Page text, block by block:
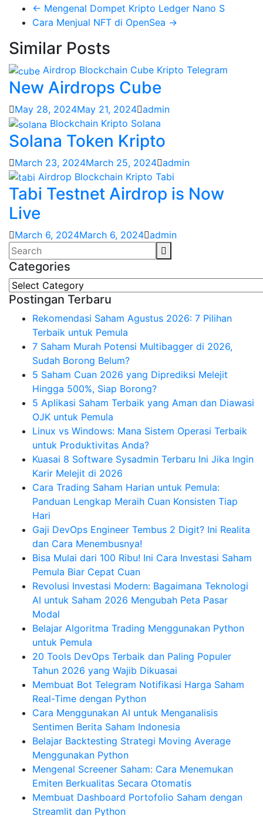
← Mengenal Dompet Kripto Ledger Nano S
Cara Menjual NFT di OpenSea →
Similar Posts
Airdrop Blockchain Cube Kripto Telegram
New Airdrops Cube
May 28, 2024May 21, 2024 admin
Blockchain Kripto Solana
Solana Token Kripto
March 23, 2024March 25, 2024 admin
Airdrop Blockchain Kripto Tabi
Tabi Testnet Airdrop is Now
Live
March 6, 2024March 6, 2024 admin
Categories
Categories
Postingan Terbaru
Rekomendasi Saham Agustus 2026: 7 Pilihan
Terbaik untuk Pemula
7 Saham Murah Potensi Multibagger di 2026,
Sudah Borong Belum?
5 Saham Cuan 2026 yang Diprediksi Melejit
Hingga 500%, Siap Borong?
5 Aplikasi Saham Terbaik yang Aman dan Diawasi
OJK untuk Pemula
Linux vs Windows: Mana Sistem Operasi Terbaik
untuk Produktivitas Anda?
Kuasai 8 Software Sysadmin Terbaru Ini Jika Ingin
Karir Melejit di 2026
Cara Trading Saham Harian untuk Pemula:
Panduan Lengkap Meraih Cuan Konsisten Tiap
Hari
Gaji DevOps Engineer Tembus 2 Digit? Ini Realita
dan Cara Menembusnya!
Bisa Mulai dari 100 Ribu! Ini Cara Investasi Saham
Pemula Biar Cepat Cuan
Revolusi Investasi Modern: Bagaimana Teknologi
AI untuk Saham 2026 Mengubah Peta Pasar
Modal
Belajar Algoritma Trading Menggunakan Python
untuk Pemula
20 Tools DevOps Terbaik dan Paling Populer
Tahun 2026 yang Wajib Dikuasai
Membuat Bot Telegram Notifikasi Harga Saham
Real-Time dengan Python
Cara Menggunakan AI untuk Menganalisis
Sentimen Berita Saham Indonesia
Belajar Backtesting Strategi Moving Average
Menggunakan Python
Mengenal Screener Saham: Cara Menemukan
Emiten Berkualitas Secara Otomatis
Membuat Dashboard Portofolio Saham dengan
Streamlit dan Python